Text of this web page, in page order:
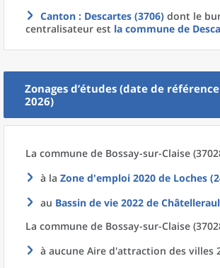
Canton : Descartes (3706) dont le
centralisateur est la commune de
Zonages d’études (date de
2026)
La commune de Bossay-sur-Claise
à la Zone d'emploi 2020 de Loches
au Bassin de vie 2022 de
La commune de Bossay-sur-Claise
à aucune Aire d'attraction des villes